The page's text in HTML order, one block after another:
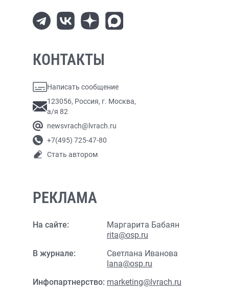
КОНТАКТЫ
Написать сообщение
123056, Россия, г. Москва,
а/я 82
newsvrach@lvrach.ru
+7(495) 725-47-80
Стать автором
РЕКЛАМА
На сайте:
Маргарита Бабаян
rita@osp.ru
В журнале:
Светлана Иванова
lana@osp.ru
Инфопартнерство: marketing@lvrach.ru